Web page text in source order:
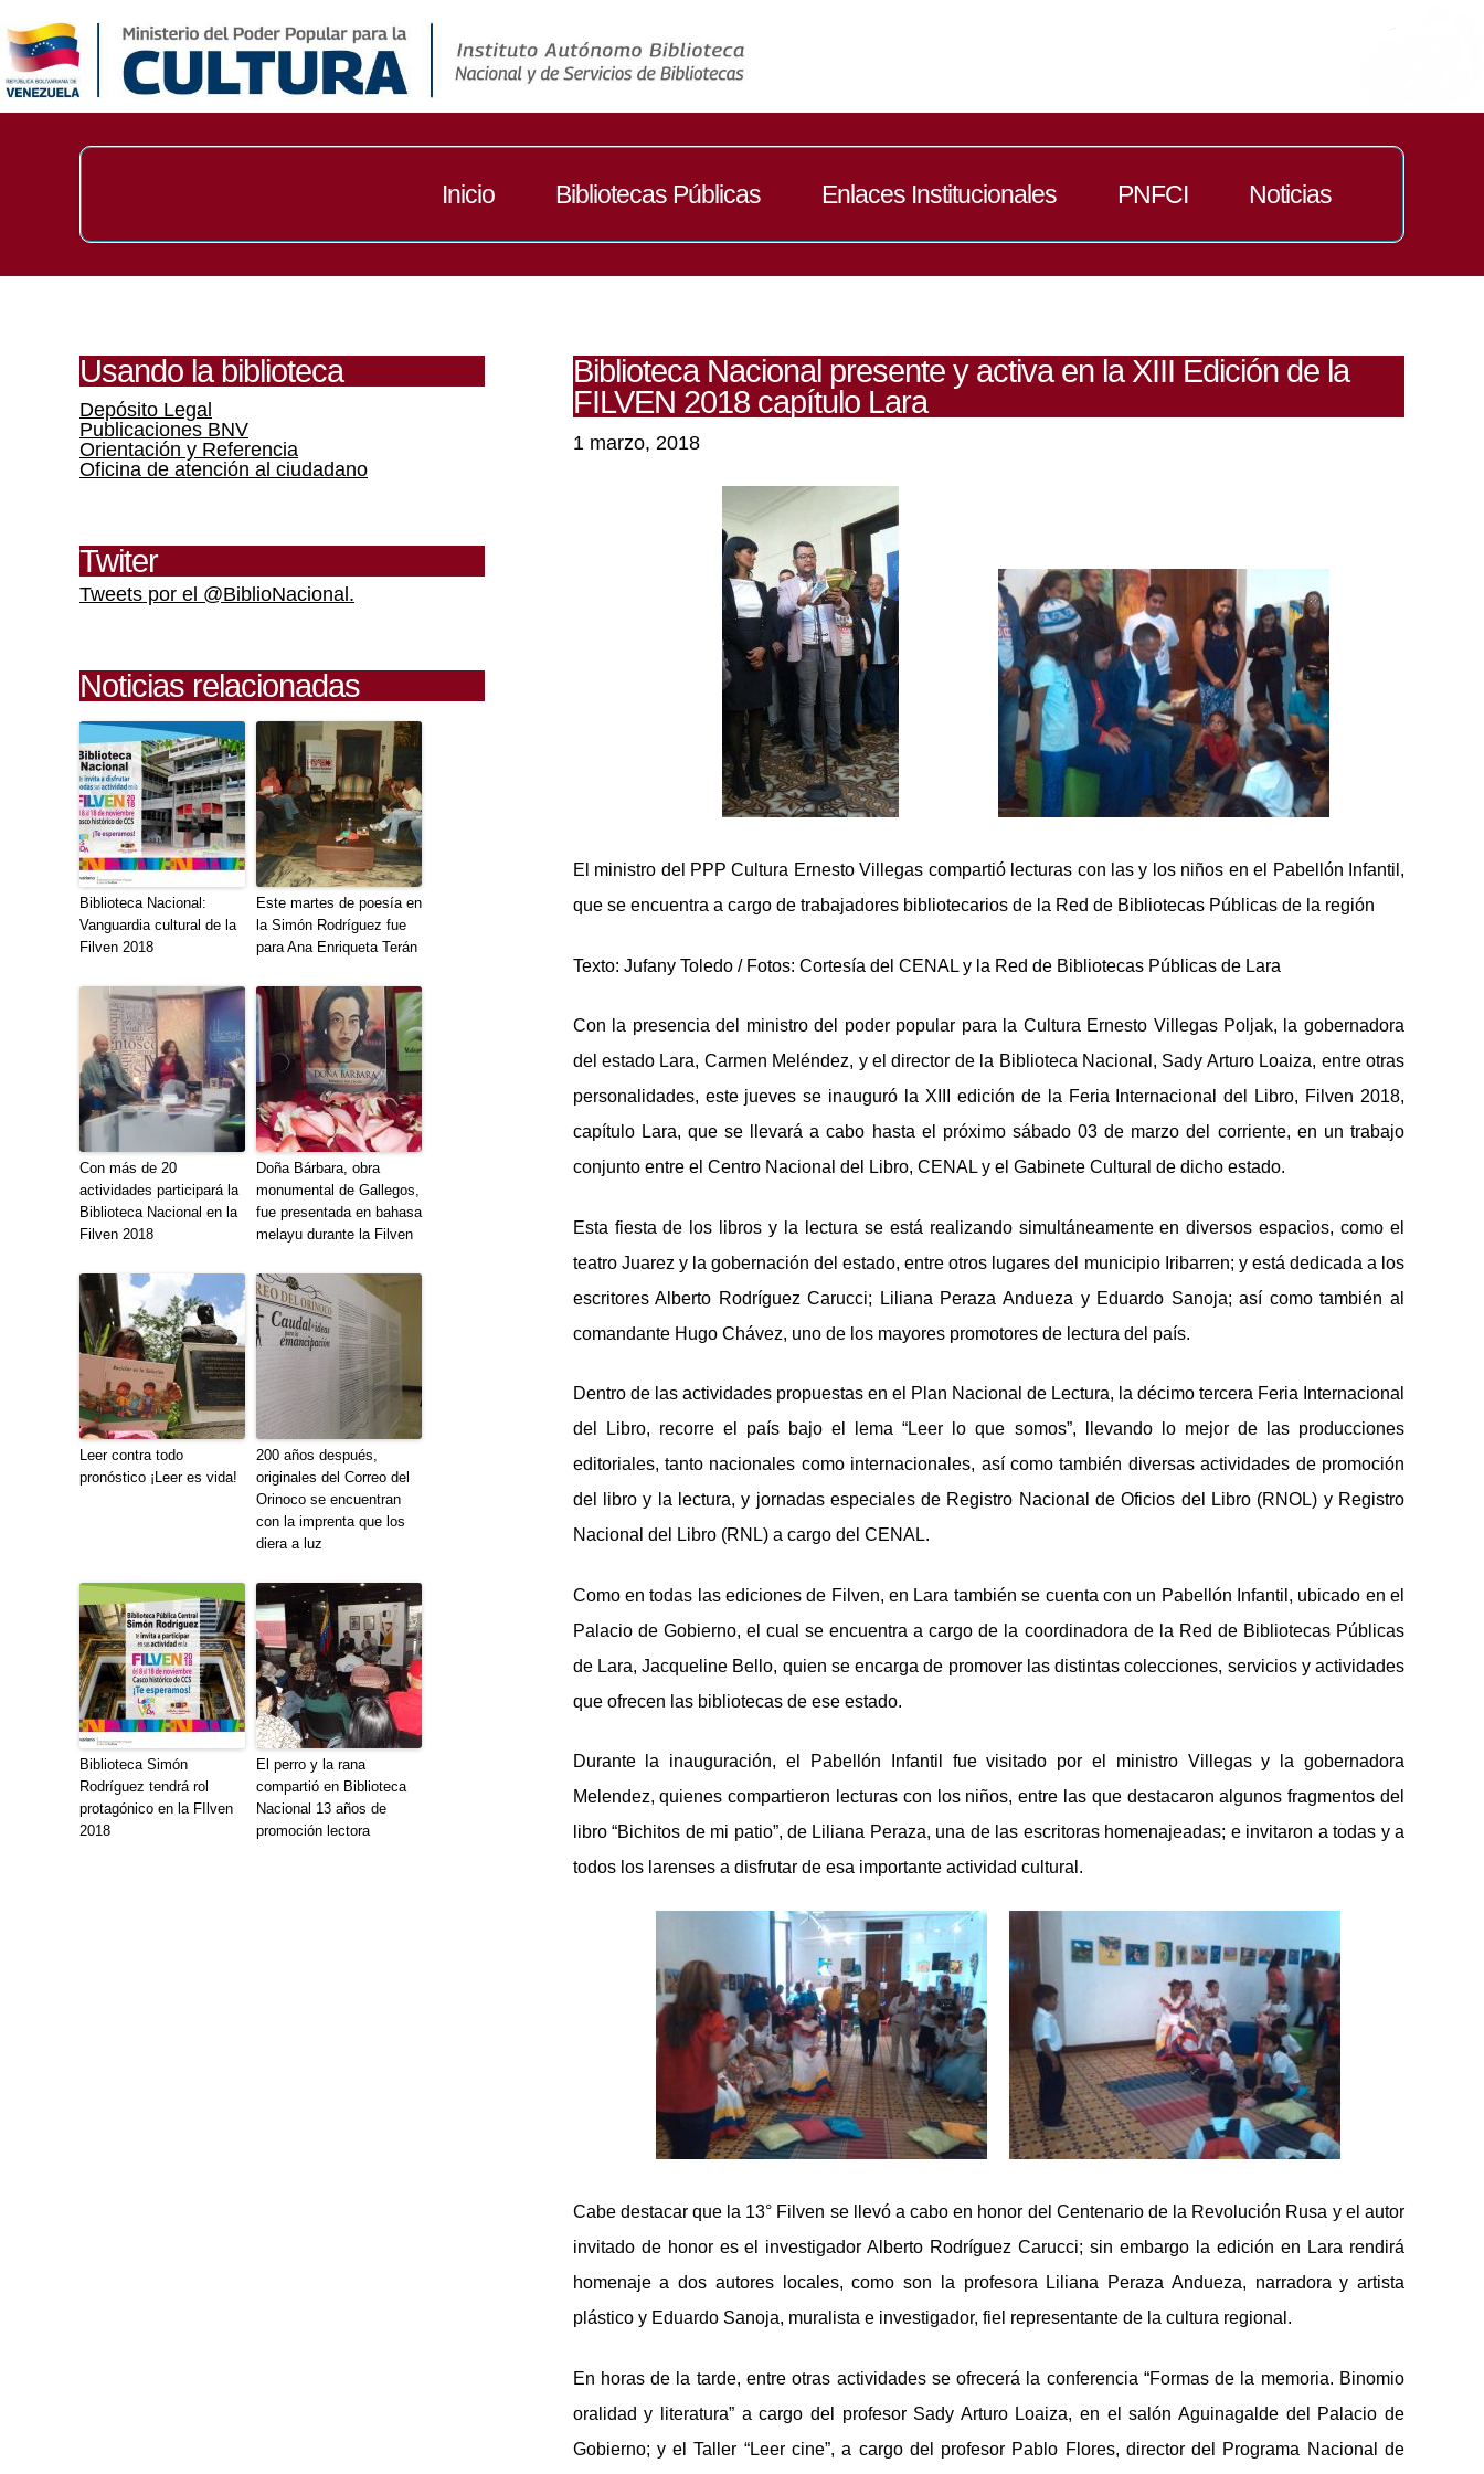
Inicio Bibliotecas Públicas Enlaces Institucionales PNFCI Noticias
Usando la biblioteca
Depósito Legal
Publicaciones BNV
Orientación y Referencia
Oficina de atención al ciudadano
Twiter
Tweets por el @BiblioNacional.
Noticias relacionadas
Biblioteca Nacional:
Vanguardia cultural de la
Filven 2018
Este martes de poesía en
la Simón Rodríguez fue
para Ana Enriqueta Terán
Con más de 20
actividades participará la
Biblioteca Nacional en la
Filven 2018
Doña Bárbara, obra
monumental de Gallegos,
fue presentada en bahasa
melayu durante la Filven
Leer contra todo
pronóstico ¡Leer es vida!
200 años después,
originales del Correo del
Orinoco se encuentran
con la imprenta que los
diera a luz
Biblioteca Simón
Rodríguez tendrá rol
protagónico en la FIlven
2018
El perro y la rana
compartió en Biblioteca
Nacional 13 años de
promoción lectora
Biblioteca Nacional presente y activa en la XIII Edición de la
FILVEN 2018 capítulo Lara
1 marzo, 2018
El ministro del PPP Cultura Ernesto Villegas compartió lecturas con las y los niños en el Pabellón Infantil,
que se encuentra a cargo de trabajadores bibliotecarios de la Red de Bibliotecas Públicas de la región
Texto: Jufany Toledo / Fotos: Cortesía del CENAL y la Red de Bibliotecas Públicas de Lara
Con la presencia del ministro del poder popular para la Cultura Ernesto Villegas Poljak, la gobernadora
del estado Lara, Carmen Meléndez, y el director de la Biblioteca Nacional, Sady Arturo Loaiza, entre otras
personalidades, este jueves se inauguró la XIII edición de la Feria Internacional del Libro, Filven 2018,
capítulo Lara, que se llevará a cabo hasta el próximo sábado 03 de marzo del corriente, en un trabajo
conjunto entre el Centro Nacional del Libro, CENAL y el Gabinete Cultural de dicho estado.
Esta fiesta de los libros y la lectura se está realizando simultáneamente en diversos espacios, como el
teatro Juarez y la gobernación del estado, entre otros lugares del municipio Iribarren; y está dedicada a los
escritores Alberto Rodríguez Carucci;
Liliana Peraza Andueza yEduardo Sanoja; así como también al
comandante Hugo Chávez, uno de los mayores promotores de lectura del país.
Dentro de las actividades propuestas en el Plan Nacional de Lectura, la décimo tercera Feria Internacional
del Libro, recorre el país bajo el lema “Leer lo que somos”, llevando lo mejor de las producciones
editoriales, tanto nacionales como internacionales, así como también diversas actividades de promoción
del libro y la lectura, y jornadas especiales de Registro Nacional de Oficios del Libro (RNOL) y Registro
Nacional del Libro (RNL) a cargo del CENAL.
Como en todas las ediciones de Filven, en Lara también se cuenta con un Pabellón Infantil, ubicado en el
Palacio de Gobierno, el cual se encuentra a cargo de la coordinadora de la Red de Bibliotecas Públicas
de Lara, Jacqueline Bello, quien se encarga de promover las distintas colecciones, servicios y actividades
que ofrecen las bibliotecas de ese estado.
Durante la inauguración, el Pabellón Infantil fue visitado por el ministro Villegas y la gobernadora
Melendez, quienes compartieron lecturas con los niños, entre las que destacaron algunos fragmentos del
libro “Bichitos de mi patio”, de Liliana Peraza, una de las escritoras homenajeadas; e invitaron a todas y a
todos los larenses a disfrutar de esa importante actividad cultural.
Cabe destacar que la 13° Filven se llevó a cabo en honor del Centenario de la Revolución Rusa y el autor
invitado de honor es el investigador Alberto Rodríguez Carucci; sin embargo la edición en Lara rendirá
homenaje a dos autores locales, como son la profesora Liliana Peraza Andueza, narradora y artista
plástico y Eduardo Sanoja, muralista e investigador, fiel representante de la cultura regional.
En horas de la tarde, entre otras actividades se ofrecerá la conferencia “Formas de la memoria. Binomio
oralidad y literatura” a cargo del profesor Sady Arturo Loaiza, en el salón Aguinagalde del Palacio de
Gobierno; y el Taller “Leer cine”, a cargo del profesor Pablo Flores, director del Programa Nacional de